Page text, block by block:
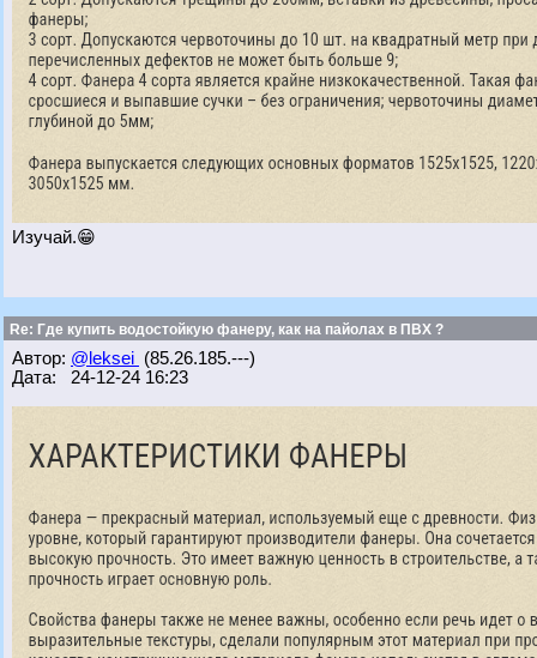
Изучай.😁
Re: Где купить водостойкую фанеру, как на пайолах в ПВХ ?
Автор: @leksei (85.26.185.---)
Дата: 24-12-24 16:23